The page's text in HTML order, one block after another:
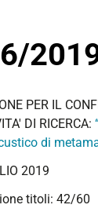
PER IL
DI RICERCA:
di
2019
titoli: 42/60